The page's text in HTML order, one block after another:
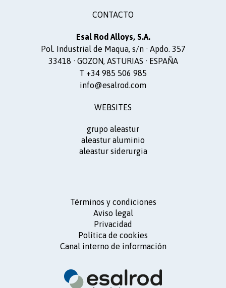
CONTACTO
Esal Rod Alloys, S.A.
Pol. Industrial de Maqua, s/n · Apdo. 357
33418 · GOZON, ASTURIAS · ESPAÑA
T +34 985 506 985
info@esalrod.com
WEBSITES
grupo aleastur
aleastur aluminio
aleastur siderurgia
Términos y condiciones
Aviso legal
Privacidad
Política de cookies
Canal interno de información